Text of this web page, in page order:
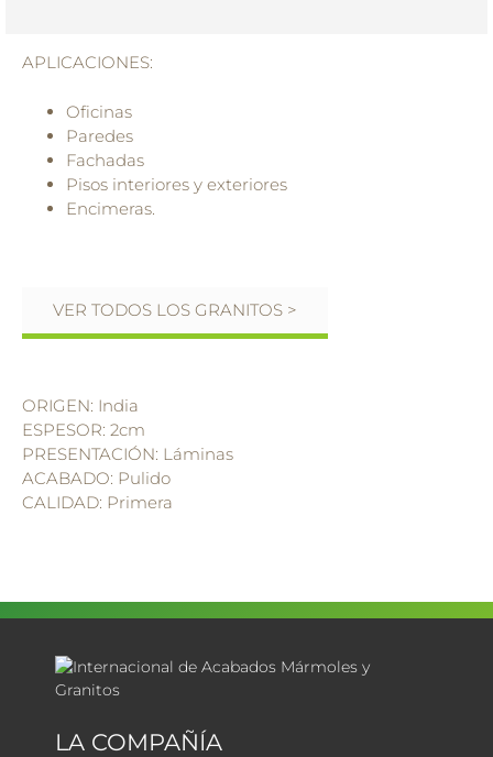
APLICACIONES:
Oficinas
Paredes
Fachadas
Pisos interiores y exteriores
Encimeras.
VER TODOS LOS GRANITOS >
ORIGEN: India
ESPESOR: 2cm
PRESENTACIÓN: Láminas
ACABADO: Pulido
CALIDAD: Primera
LA COMPAÑÍA